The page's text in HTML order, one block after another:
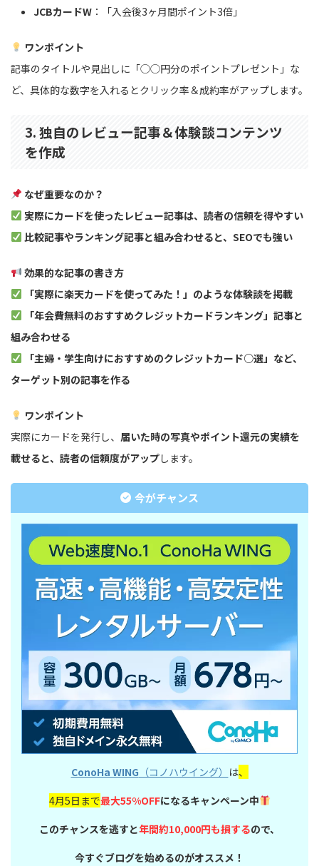
JCBカードW ：「入会後3ヶ月間ポイント3倍」
ワンポイント
記事のタイトルや見出しに「◯◯円分のポイントプレゼント」な
ど、具体的な数字を入れるとクリック率＆成約率がアップします。
3. 独自のレビュー記事＆体験談コンテンツ
を作成
なぜ重要なのか？
実際にカードを使ったレビュー記事は、読者の信頼を得やすい
比較記事やランキング記事と組み合わせると、SEOでも強い
効果的な記事の書き方
「実際に楽天カードを使ってみた！」のような体験談を掲載
「年会費無料のおすすめクレジットカードランキング」記事と
組み合わせる
「主婦・学生向けにおすすめのクレジットカード○選」など、
ターゲット別の記事を作る
ワンポイント
実際にカードを発行し、 届いた時の写真やポイント還元の実績を
載せると、読者の信頼度がアップします。
今がチャンス
ConoHa WING （コノハウイング） は、
4月5日まで最大55%OFFになるキャンペーン中
このチャンスを逃すと年間約10,000円も損するので、
今すぐブログを始めるのがオススメ！